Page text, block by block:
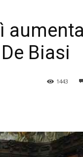
aumenta
Biasi
1443